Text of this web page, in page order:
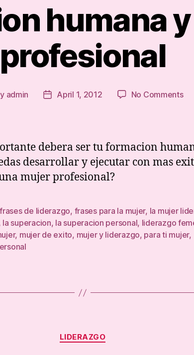
humana
profesional
admin
PostApril 1, 2012 No Commentson
debera ser tu formacion
desarrollar y ejecutar con mas
mujer profesional?
frases de liderazgo, frases para la mujer, la mujer
la superacion, la superacion personal, liderazgo
, mujer de exito, mujer y liderazgo, para ti mujer,
Categories
LIDERAZGO